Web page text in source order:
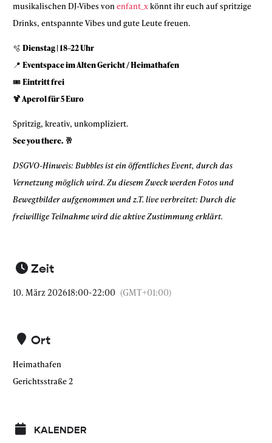
musikalischen DJ-Vibes von enfant_xkönnt ihr euch auf spritzige
Drinks, entspannte Vibes und gute Leute freuen.
🫧 Dienstag | 18–22 Uhr
📍 Eventspace im Alten Gericht / Heimathafen
🎟Eintritt frei
🍹 Aperol für 5 Euro
Spritzig, kreativ, unkompliziert.
See you there. 🥂
DSGVO-Hinweis: Bubbles ist ein öffentliches Event, durch das
Vernetzung möglich wird. Zu diesem Zweck werden Fotos und
Bewegtbilder aufgenommen und z.T. live verbreitet: Durch die
freiwillige Teilnahme wird die aktive Zustimmung erklärt.
Zeit
10. März 202618:00-22:00 (GMT+01:00)
Ort
Heimathafen
Gerichtsstraße 2
KALENDER